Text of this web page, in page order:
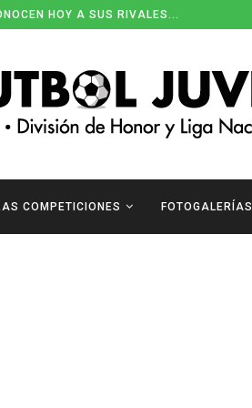
HOY A SUS RIVALES...
COMPETICIONES FOTOGALERÍAS